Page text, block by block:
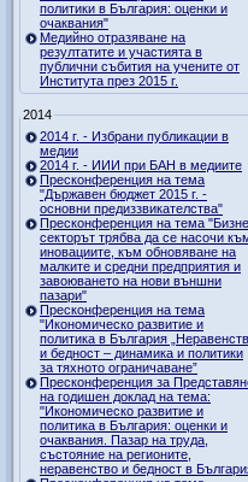
политики в България: оценки и
очаквания"
Медийно отразяване на
резултатите и участията в
публични събития на учените от
Института през 2015 г.
2014
2014 г. - Избрани публикации в
медии
2014 г. - ИИИ при БАН в медиите
Пресконференция на тема
"Държавен бюджет 2015 г. -
основни предиззвикателства"
Пресконференция на тема
секторът трябва да се насочи
иновациите, към обновяване на
малките и средни предприятия и
завоюването на нови външни
пазари"
Пресконференция на тема
"Икономическо развитие и
политика в България
и бедност – динамика и политики
за тяхното ограничаване”
Пресконференция за
на годишен доклад на тема:
"Икономическо развитие и
политика в България: оценки и
очаквания. Пазар на труда,
състояние на регионите,
неравенство и бедност в